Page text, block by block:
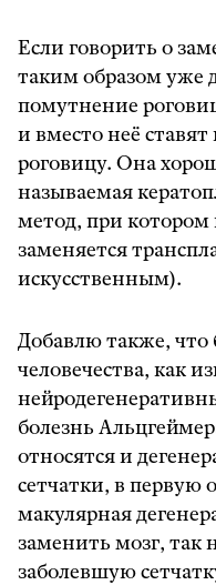
Если говорить о
таким образом уже
помутнение
и вместо неё
роговицу. Она
называемая
метод, при котором
заменяется
искусственным).
Добавлю также,
человечества, как
болезнь
относятся и
сетчатки, в первую
макулярная
заменить мозг, так
заболевшую